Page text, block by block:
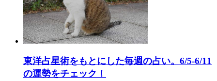
東洋占星術をもとにした毎週の占い。6/5-6/11
の運勢をチェック！